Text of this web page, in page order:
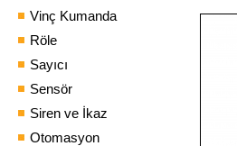
Vinç Kumanda
Röle
Sayıcı
Sensör
Siren ve İkaz
Otomasyon